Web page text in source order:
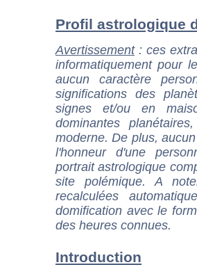
Profil astrologique
Avertissement: ces
informatiquement pour
aucun caractère
significations des
signes et/ou en
dominantes
moderne. De plus,
l'honneur d'une
portrait astrologique
site polémique. A
recalculées
domification avec le
des heures connues.
Introduction